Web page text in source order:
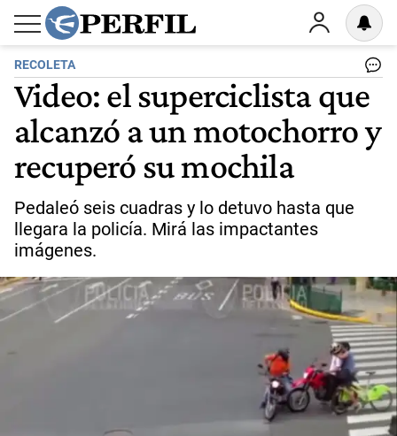
RECOLETA
Video: el superciclista que
alcanzó a un motochorro y
recuperó su mochila
Pedaleó seis cuadras y lo detuvo hasta que
llegara la policía. Mirá las impactantes
imágenes.